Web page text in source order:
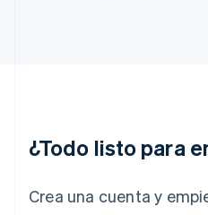
¿Todo listo para
Crea una cuenta y
Irlanda
Italia